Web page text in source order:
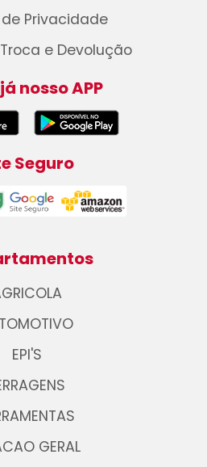
Privacidade
e Devolução
nosso APP
Seguro
EPI'S
GERAL